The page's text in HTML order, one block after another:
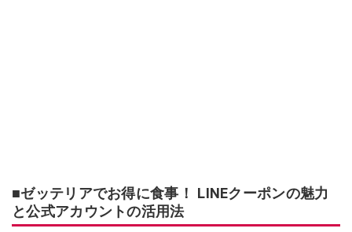
■ゼッテリアでお得に食事！ LINEクーポンの魅力
と公式アカウントの活用法